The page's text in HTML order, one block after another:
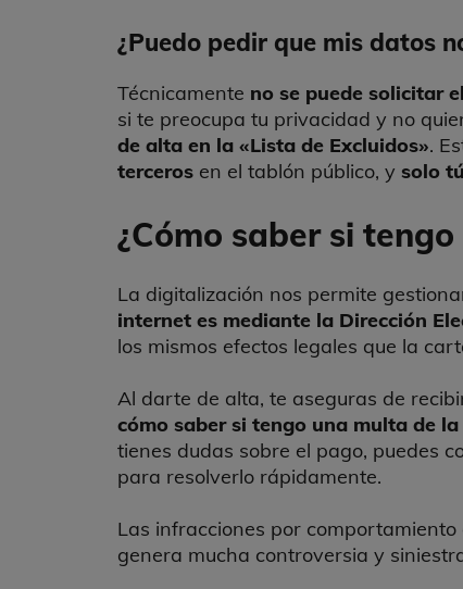
¿Puedo pedir que mis datos
Técnicamente no se puede solicitar
si te preocupa tu privacidad y no
de alta en la «Lista de Excluidos».
terceros en el tablón público, y solo
¿Cómo saber si
La digitalización nos permite
internet es mediante la Dirección
los mismos efectos legales que la
Al darte de alta, te aseguras de
cómo saber si tengo una multa de la
tienes dudas sobre el pago, puedes
para resolverlo rápidamente.
Las infracciones por
genera mucha controversia y